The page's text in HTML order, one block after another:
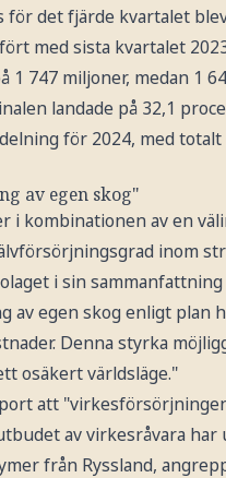
det fjärde kvartalet
med sista kvartalet
1 747 miljoner, medan 1
landade på 32,1
för 2024, med
av egen skog"
i kombinationen av en
inom
i sin
av egen skog enligt
Denna styrka
osäkert världsläge."
att
av virkesråvara
från Ryssland,